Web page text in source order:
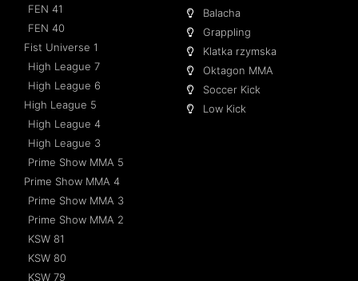
FEN 41
FEN 40
Fist Universe 1
High League 7
High League 6
High League 5
High League 4
High League 3
Prime Show MMA 5
Prime Show MMA 4
Prime Show MMA 3
Prime Show MMA 2
KSW 81
KSW 80
KSW 79
Balacha
Grappling
Klatka rzymska
Oktagon MMA
Soccer Kick
Low Kick